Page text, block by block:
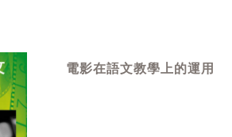
電影在語文教學上的運用